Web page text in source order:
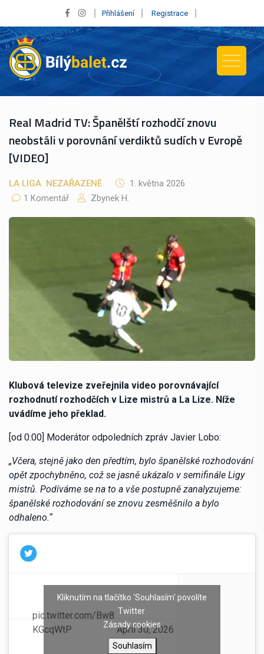
Přihlášení Registrace
Real Madrid TV: Španělští rozhodčí znovu
neobstáli v porovnání verdiktů sudích v Evropě
[VIDEO]
LA LIGA NEZAŘAZENÉ
1. května 2026
1 Komentář
Zbynek H.
Klubová televize zveřejnila video porovnávající
rozhodnutí rozhodčích v Lize mistrů a La Lize. Níže
uvádíme jeho překlad.
[od 0:00] Moderátor odpoledních zpráv Javier Lobo:
„Včera, stejně jako den předtím, bylo španělské rozhodování
opět zpochybněno, což se jasně ukázalo v semifinále Ligy
mistrů. Podíváme se na to a vše postupně zanalyzujeme:
španělské rozhodování se znovu zesměšnilo a bylo
odhaleno.“
pic.twitter.com/Bw8
KGcqWtP
— jay (@JayJayJayJay47)
April 30, 2026
Kliknutím na tlačítko 'Souhlasím' povolíte
Twitter
Zásady cookies
Souhlasím